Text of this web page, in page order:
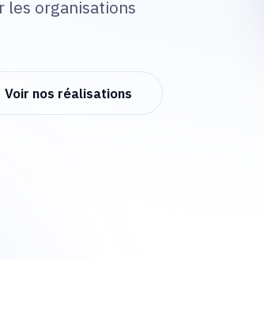
organisations
Voir nos réalisations